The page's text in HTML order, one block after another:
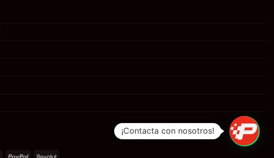
MasterCardPayPal Revolut
¡Contacta con nosotros!